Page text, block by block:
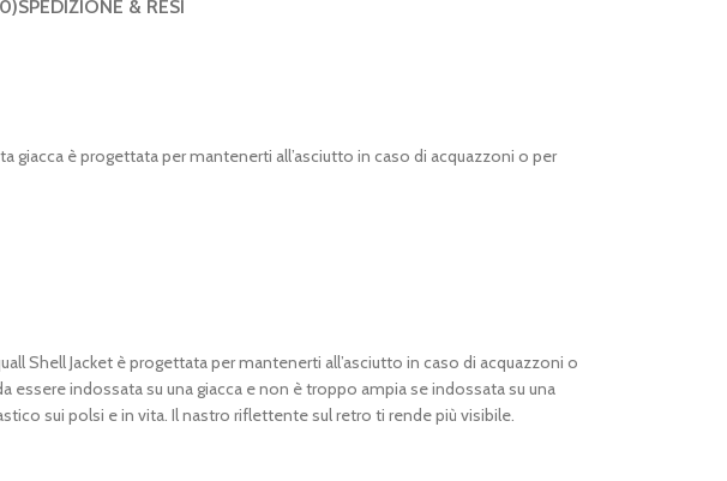
SPEDIZIONE & RESI
giacca è progettata per mantenerti all’asciutto in caso di acquazzoni o per
Shell Jacket è progettata per mantenerti all’asciutto in caso di acquazzoni o
indossata su una giacca e non è troppo ampia se indossata su una
sui polsi e in vita. Il nastro riflettente sul retro ti rende più visibile.